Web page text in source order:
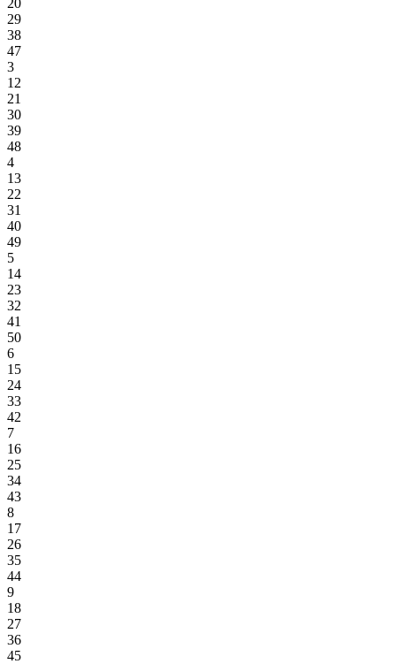
29
38
47
3
12
21
30
39
48
4
13
22
31
40
49
5
14
23
32
41
50
6
15
24
33
42
7
16
25
34
43
8
17
26
35
44
9
18
27
36
45